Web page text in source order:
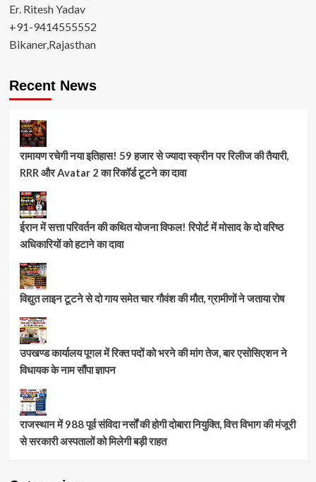
Er. Ritesh Yadav
+91-9414555552
Bikaner,Rajasthan
Recent News
रामायण रचेगी नया इतिहास! 59 हजार से ज्यादा स्क्रीन पर रिलीज की तैयारी,
RRR और Avatar 2 का रिकॉर्ड टूटने का दावा
ईरान में सत्ता परिवर्तन की कथित योजना विफल! रिपोर्ट में मोसाद के दो वरिष्ठ
अधिकारियों को हटाने का दावा
विद्युत लाइन टूटने से दो गाय समेत चार गौवंश की मौत, ग्रामीणों ने जताया रोष
उपखण्ड कार्यालय पूगल में रिक्त पदों को भरने की मांग तेज, बार एसोसिएशन ने
विधायक के नाम सौंपा ज्ञापन
राजस्थान में 988 पूर्व संविदा नर्सों की होगी दोबारा नियुक्ति, वित्त विभाग की मंजूरी
से सरकारी अस्पतालों को मिलेगी बड़ी राहत